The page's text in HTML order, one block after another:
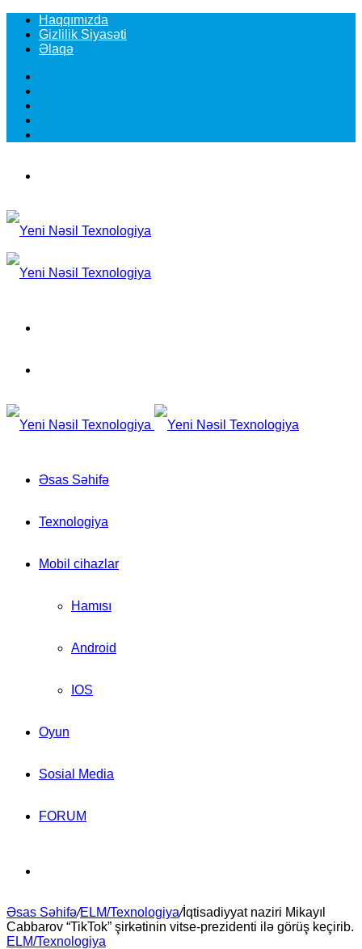
Haqqımızda
Gizlilik Siyasəti
Əlaqə
Əsas Səhifə
Texnologiya
Mobil cihazlar
Hamısı
Android
IOS
Oyun
Sosial Media
FORUM
for
Əsas Səhifə/ELM/Texnologiya/İqtisadiyyat naziri Mikayıl
Cabbarov “TikTok” şirkətinin vitse-prezidenti ilə görüş keçirib.
ELM/Texnologiya